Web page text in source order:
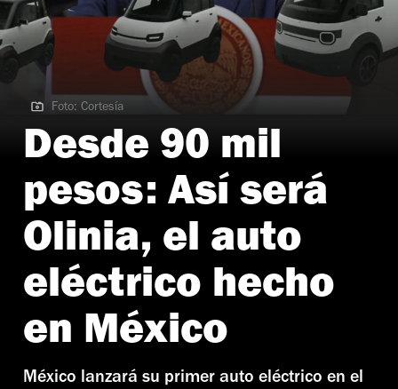
Foto: Cortesía
Foto: Cortesía
Desde 90 mil
pesos: Así será
Olinia, el auto
eléctrico hecho
en México
México lanzará su primer auto eléctrico en el